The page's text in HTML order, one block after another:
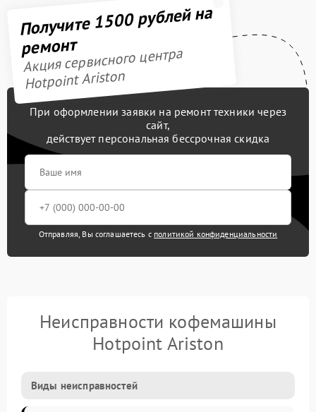
Получите 1500 рублей на
ремонт
Акция сервисного центра
Hotpoint Ariston
При оформлении заявки на ремонт техники через
сайт,
действует персональная бессрочная скидка
Отправляя, Вы соглашаетесь с политикой конфиденциальности
Неисправности кофемашины
Hotpoint Ariston
Виды неисправностей